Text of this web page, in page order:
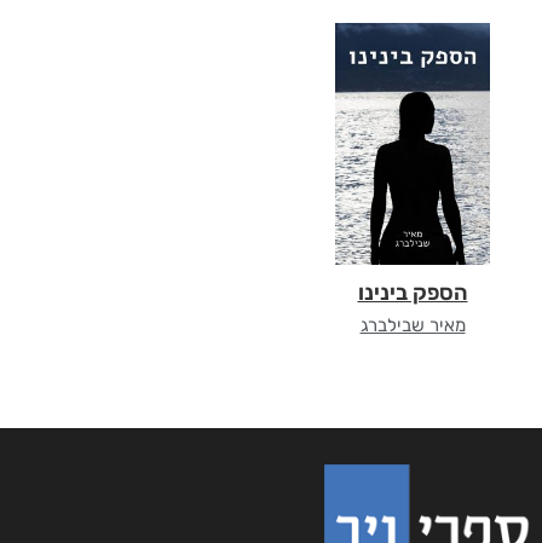
הספק בינינו
מאיר שבילברג